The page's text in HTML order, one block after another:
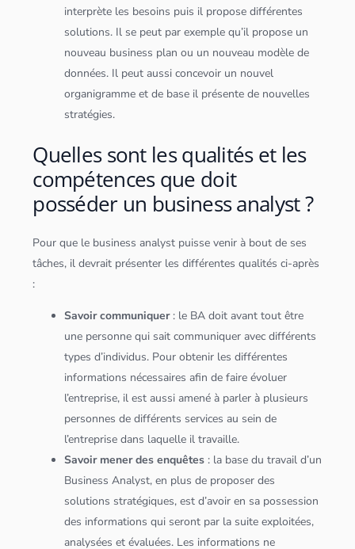
interprète les besoins puis il propose différentes
solutions. Il se peut par exemple qu’il propose un
nouveau business plan ou un nouveau modèle de
données. Il peut aussi concevoir un nouvel
organigramme et de base il présente de nouvelles
stratégies.
Quelles sont les qualités et les
compétences que doit
posséder un business analyst ?
Pour que le business analyst puisse venir à bout de ses
tâches, il devrait présenter les différentes qualités ci-après
:
Savoir communiquer: le BA doit avant tout être
une personne qui sait communiquer avec différents
types d’individus. Pour obtenir les différentes
informations nécessaires afin de faire évoluer
l’entreprise, il est aussi amené à parler à plusieurs
personnes de différents services au sein de
l’entreprise dans laquelle il travaille.
Savoir mener des enquêtes : la base du travail d’un
Business Analyst, en plus de proposer des
solutions stratégiques, est d’avoir en sa possession
des informations qui seront par la suite exploitées,
analysées et évaluées. Les informations ne